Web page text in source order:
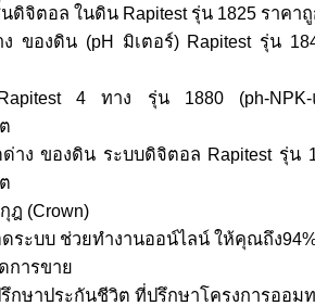
ดิจิตอล ในดิน Rapitest รุ่น 1825 ราคา
ของดิน (pH มิเตอร์) Rapitest รุ่น
4 ทาง รุ่น 1880 (ph-NPK-
าง ของดิน ระบบดิจิตอล Rapitest รุ่น
(Crown)
ระบบ ช่วยทำงานออน์ไลน์ ให้คุณถึง
การขาย
กษาประกันชีวิต ที่ปรึกษาโครงการออม